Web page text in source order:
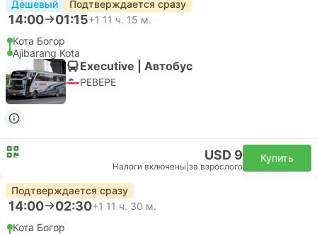
Дешевый Подтверждается сразу
14:00 01:15+1 11 ч. 15 м.
Кота Богор
Ajibarang Kota
Executive | Автобус
PEBEPE
USD 9
Налоги включены за взрослого
Купить
Подтверждается сразу
14:00 02:30+1 11 ч. 30 м.
Кота Богор